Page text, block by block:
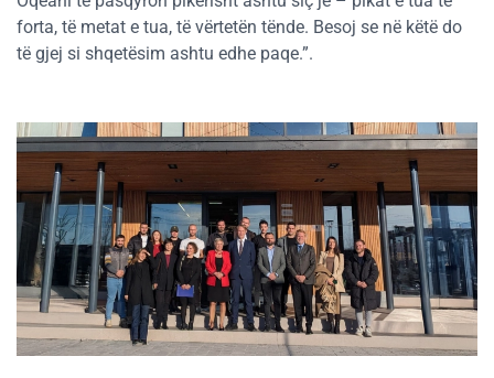
forta, të metat e tua, të vërtetën tënde. Besoj se në këtë do
të gjej si shqetësim ashtu edhe paqe.”.